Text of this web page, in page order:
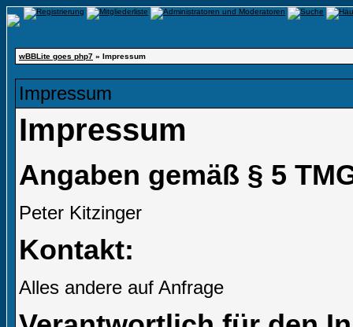
wBBLite goes php7 » Impressum
Impressum
Impressum
Angaben gemäß § 5
Peter Kitzinger
Kontakt:
Alles andere auf Anfrage